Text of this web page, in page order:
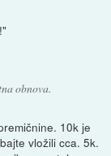
obnova.
10k je
vložili cca. 5k.